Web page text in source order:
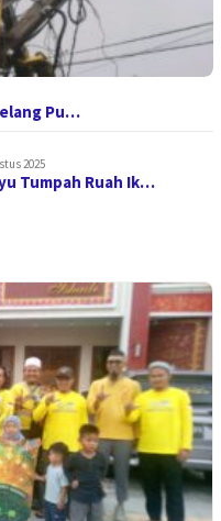
Pu…
2025
Tumpah Ruah Ik…